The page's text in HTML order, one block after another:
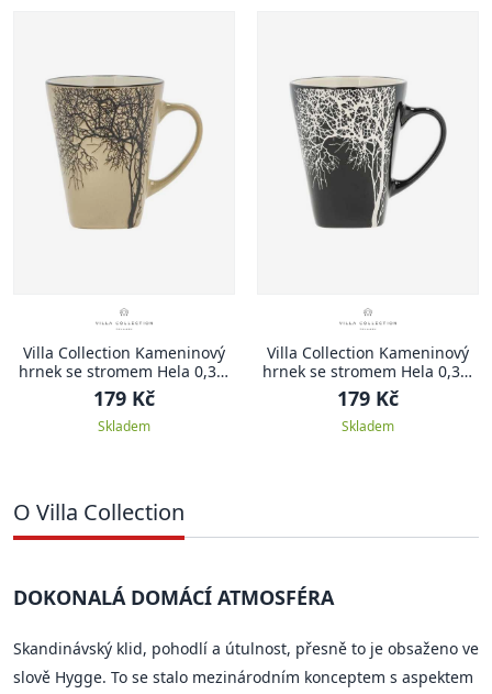
Villa Collection Kameninový
hrnek se stromem Hela 0,35l
Brown
179 Kč
Skladem
Villa Collection Kameninový
hrnek se stromem Hela 0,35l
Black
179 Kč
Skladem
O Villa Collection
DOKONALÁ DOMÁCÍ ATMOSFÉRA
Skandinávský klid, pohodlí a útulnost, přesně to je obsaženo ve
slově Hygge. To se stalo mezinárodním konceptem s aspektem